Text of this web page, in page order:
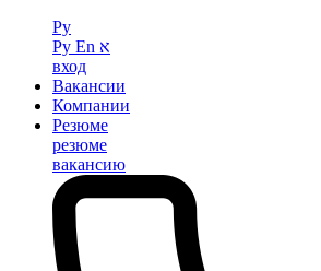
Ру
Ру En א
вход
Вакансии
Компании
Резюме
резюме
вакансию